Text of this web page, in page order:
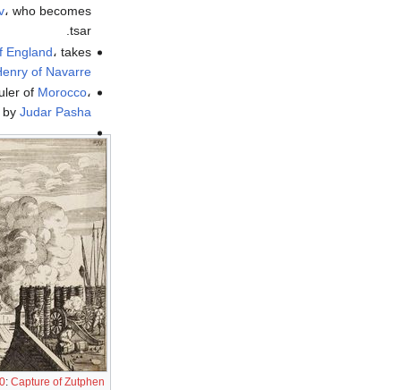
: Capture of Zutphen
، who becomes
tsar.
England، takes
of Navarre
of Morocco،
by Judar Pasha